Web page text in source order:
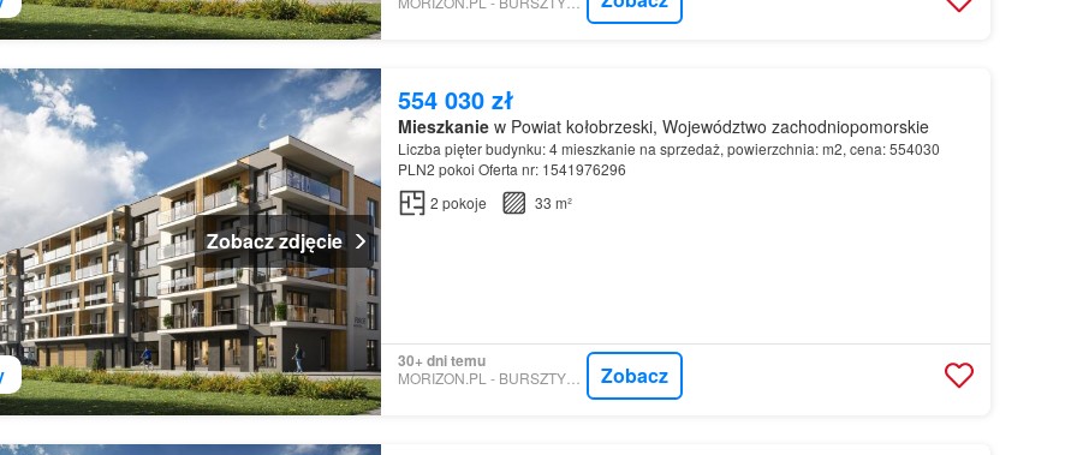
Zobacz zdjęcie
554 030 zł
Mieszkaniew Powiat kołobrzeski, Województwo zachodniopomorskie
Liczba pięter budynku: 4 mieszkanie na sprzedaż, powierzchnia: m2, cena: 554030
PLN2 pokoi Oferta nr: 1541976296
2 pokoje 33 m²
30+ dni temu
MORIZON.PL - BURSZTYNOWE SP. Z O.O. Zobacz